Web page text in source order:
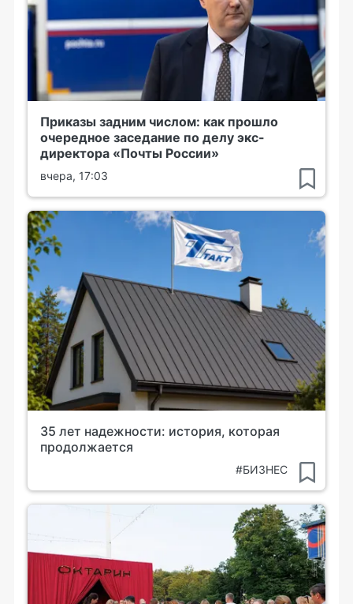
Приказы задним числом: как прошло
очередное заседание по делу экс-
директора «Почты России»
вчера, 17:03
35 лет надежности: история, которая
продолжается
#БИЗНЕС